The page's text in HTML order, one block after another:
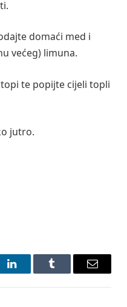
domaći med i
većeg) limuna.
te popijte cijeli topli
jutro.
LinkedInTumblr Email